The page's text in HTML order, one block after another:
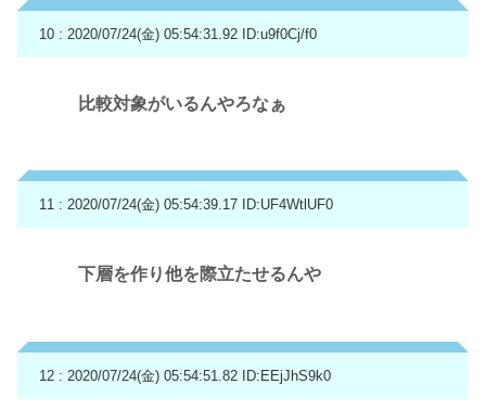
10 : 2020/07/24(金) 05:54:31.92 ID:u9f0Cj/f0
比較対象がいるんやろなぁ
11 : 2020/07/24(金) 05:54:39.17 ID:UF4WtlUF0
下層を作り他を際立たせるんや
12 : 2020/07/24(金) 05:54:51.82 ID:EEjJhS9k0